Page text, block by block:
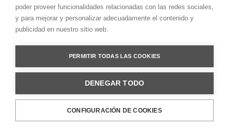
poder proveer funcionalidades relacionadas con las redes sociales,
y para mejorar y personalizar adecuadamente el contenido y
publicidad en nuestro sitio web.
PERMITIR TODAS LAS COOKIES
DENEGAR TODO
CONFIGURACIÓN DE COOKIES